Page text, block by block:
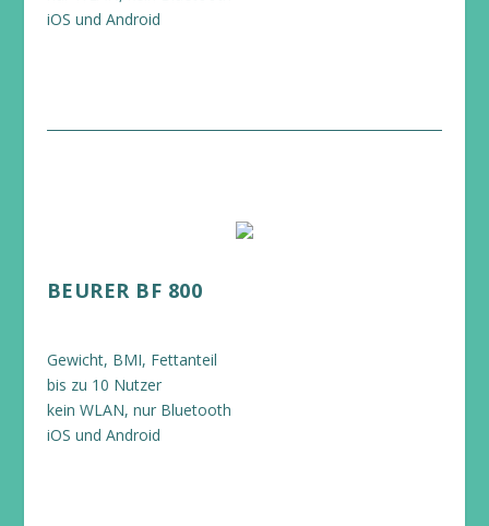
iOS und Android
BEURER BF 800
Gewicht, BMI, Fettanteil
bis zu 10 Nutzer
kein WLAN, nur Bluetooth
iOS und Android